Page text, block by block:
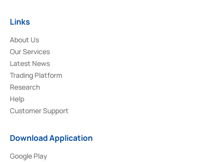
Links
About Us
Our Services
Latest News
Trading Platform
Research
Help
Customer Support
Download Application
Google Play